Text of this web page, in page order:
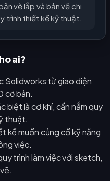
vẽ lắp và bản vẽ chi
trình thiết kế kỹ thuật.
ai?
Solidworks từ giao diện
cơ bản.
biệt là cơ khí, cần nắm quy
thuật.
kế muốn củng cố kỹ năng
việc.
trình làm việc với sketch,